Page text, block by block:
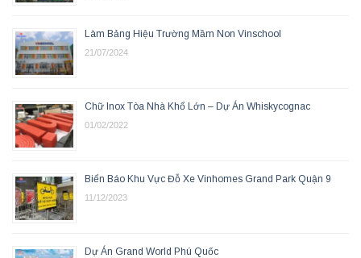
Làm Bảng Hiệu Trường Mầm Non Vinschool
21/07/2024
Chữ Inox Tòa Nhà Khổ Lớn – Dự Án Whiskycognac
01/02/2022
Biển Báo Khu Vực Đỗ Xe Vinhomes Grand Park Quận 9
11/12/2023
Dự Án Grand World Phú Quốc